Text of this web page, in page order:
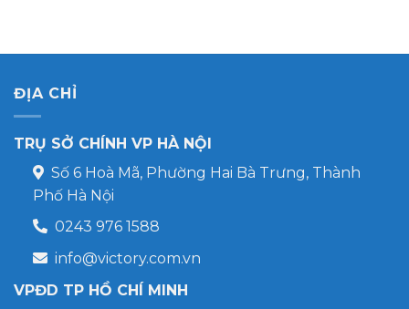
ĐỊA CHỈ
TRỤ SỞ CHÍNH VP HÀ NỘI
Số 6 Hoà Mã, Phường Hai Bà Trưng, Thành
Phố Hà Nội
0243 976 1588
info@victory.com.vn
VPĐD TP HỒ CHÍ MINH